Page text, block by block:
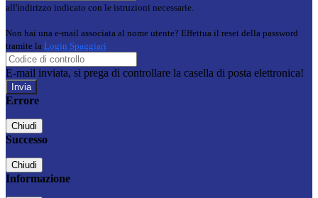
all'indirizzo indicato con le istruzioni necessarie.
Non hai una e-mail associata al nome utente? Effettua il reset della password
tramite la Login Spaggiari
E-mail inviata, si prega di controllare la casella di posta elettronica!
Errore
Chiudi
Successo
Chiudi
Informazione